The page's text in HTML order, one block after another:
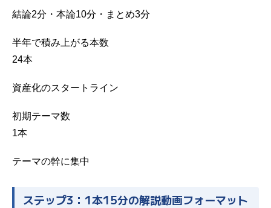
結論2分・本論10分・まとめ3分
半年で積み上がる本数
24本
資産化のスタートライン
初期テーマ数
1本
テーマの幹に集中
ステップ3：1本15分の解説動画フォーマット